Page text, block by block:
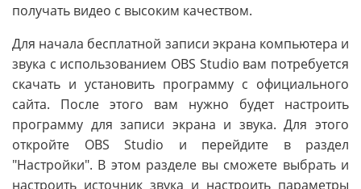
получать видео с высоким качеством.
Для начала бесплатной записи экрана компьютера и
звука с использованием OBS Studio вам потребуется
скачать и установить программу с официального
сайта. После этого вам нужно будет настроить
программу для записи экрана и звука. Для этого
откройте OBS Studio и перейдите в раздел
"Настройки". В этом разделе вы сможете выбрать и
настроить источник звука и настроить параметры